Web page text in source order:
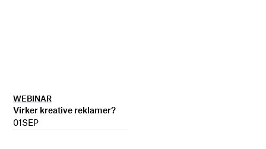
WEBINAR
Virker kreative reklamer?
01SEP